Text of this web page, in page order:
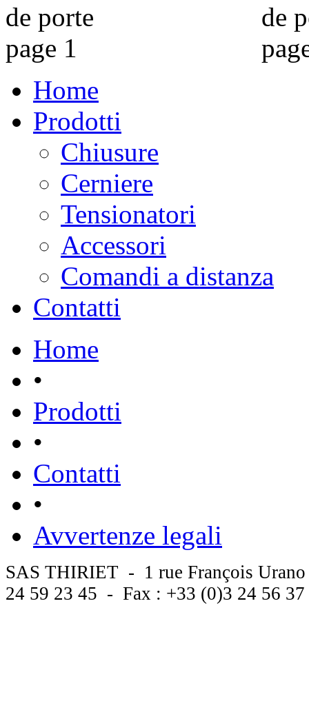
Home
Prodotti
Chiusure
Cerniere
Tensionatori
Accessori
Comandi a distanza
Contatti
Home
•
Prodotti
•
Contatti
•
Avvertenze legali
SAS THIRIET - 1 rue François
24 59 23 45 - Fax : +33 (0)3 24 56